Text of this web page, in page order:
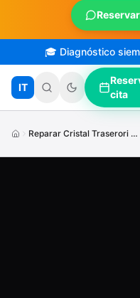
🎓 Diagnóstico
IT
cita
Reparar Cristal Traserori Phone12